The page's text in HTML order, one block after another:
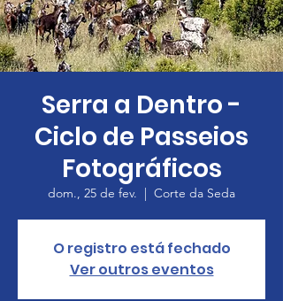
Serra a Dentro -
Ciclo de Passeios
Fotográficos
dom., 25 de fev.
  |
Corte da Seda
O registro está fechado
Ver outros eventos